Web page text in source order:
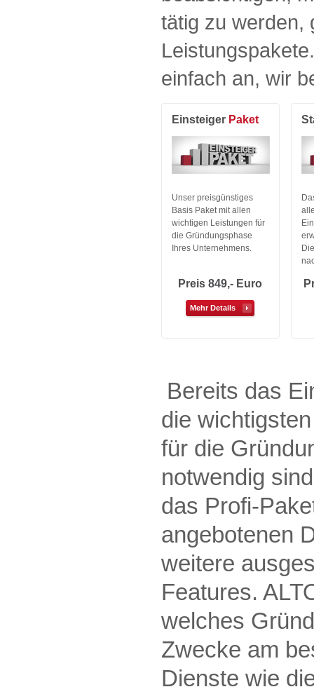
tätig zu werden,
einfach an, wir
Einsteiger Paket
Unser preisgünstiges
Basis Paket mit allen
wichtigen Leistungen für
die Gründungsphase
Ihres Unternehmens.
Preis 849,- Euro
Mehr Details
Bereits das
die
für die
notwendig
das Profi-
angebotenen
weitere
Features.
welches
Zwecke am
Dienste wie